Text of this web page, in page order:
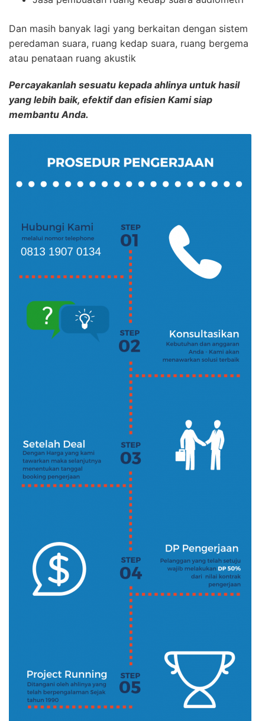
Dan masih banyak lagi yang berkaitan dengan sistem
peredaman suara, ruang kedap suara, ruang bergema
atau penataan ruang akustik
Percayakanlah sesuatu kepada ahlinya untuk hasil
yang lebih baik, efektif dan efisien Kami siap
membantu Anda.